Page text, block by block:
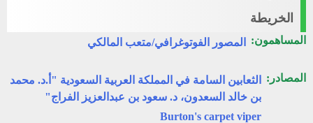
الخريطة
المساهمون: المصور الفوتوغرافي/متعب المالكي
المصادر:
الثعابين السامة في المملكة العربية السعودية "أ.د. محمد
بن خالد السعدون، د. سعود بن عبدالعزيز الفراج"
Burton's carpet viper